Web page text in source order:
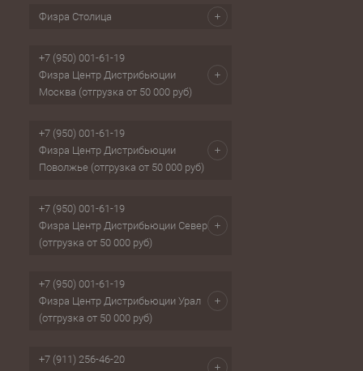
Физра Столица
+7 (950) 001-61-19
Физра Центр Дистрибьюции
Москва (отгрузка от 50 000 руб)
+7 (950) 001-61-19
Физра Центр Дистрибьюции
Поволжье (отгрузка от 50 000 руб)
+7 (950) 001-61-19
Физра Центр Дистрибьюции Север
(отгрузка от 50 000 руб)
+7 (950) 001-61-19
Физра Центр Дистрибьюции Урал
(отгрузка от 50 000 руб)
+7 (911) 256-46-20